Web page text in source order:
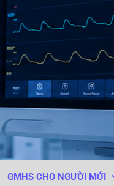
Safety Checklist 2008)
KHỚP HÁNG. MGH 2025
TỦY SỐNG. BARASH 2025
PHẪU THUẬT. MGH 2025
GMHS CHO NGƯỜI MỚI